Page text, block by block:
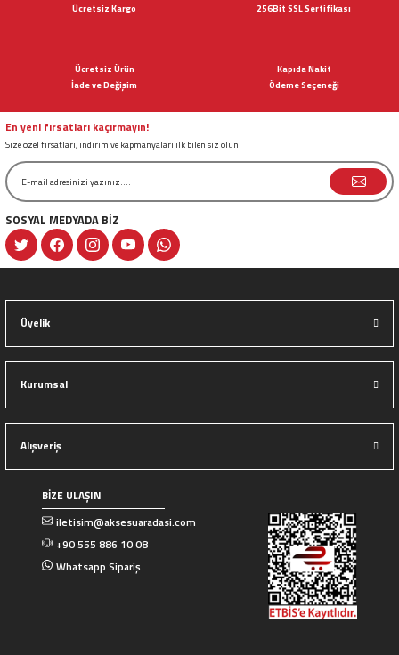
Ürün bilgilerinde hatalar bulunuyor.
Bu ürüne benzer farklı alternatifler olmalı.
Ücretsiz Kargo
256Bit SSL Sertifikası
Ücretsiz Ürün
İade ve Değişim
Kapıda Nakit
Ödeme Seçeneği
En yeni fırsatları kaçırmayın!
Size özel fırsatları, indirim ve kapmanyaları ilk bilen siz olun!
SOSYAL MEDYADA BİZ
Üyelik
Kurumsal
Alışveriş
BİZE ULAŞIN
iletisim@aksesuaradasi.com
+90 555 886 10 08
Whatsapp Sipariş